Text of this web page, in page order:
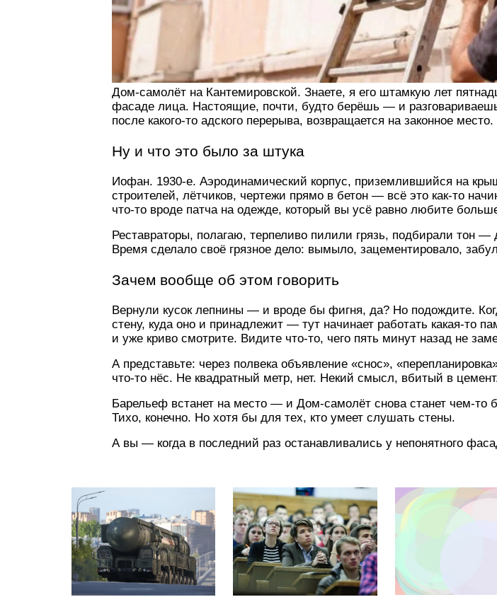
Дом-самолёт на Кантемировской. Знаете, я его штамкую лет
фасаде лица. Настоящие, почти, будто берёшь — и
после какого-то адского перерыва, возвращается на законное место.
Ну и что это было за штука
Иофан. 1930-е. Аэродинамический корпус, приземлившийся на
строителей, лётчиков, чертежи прямо в бетон — всё это как-то
что-то вроде патча на одежде, который вы усё равно любите
Реставраторы, полагаю, терпеливо пилили грязь, подбирали тон
Время сделало своё грязное дело: вымыло, зацементировало,
Зачем вообще об этом говорить
Вернули кусок лепнины — и вроде бы фигня, да? Но подождите.
стену, куда оно и принадлежит — тут начинает работать какая-то
и уже криво смотрите. Видите что-то, чего пять минут назад не
А представьте: через полвека объявление «снос»,
что-то нёс. Не квадратный метр, нет. Некий смысл, вбитый в
Барельеф встанет на место — и Дом-самолёт снова станет чем-то
Тихо, конечно. Но хотя бы для тех, кто умеет слушать стены.
А вы — когда в последний раз останавливались у непонятного